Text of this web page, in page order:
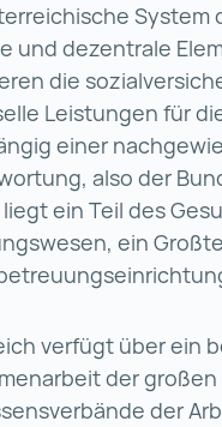
System
und dezentrale
die
Leistungen für
einer
also der
ein Teil des
ein
verfügt über ein
der
der